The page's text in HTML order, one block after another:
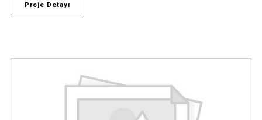
Proje Detayı